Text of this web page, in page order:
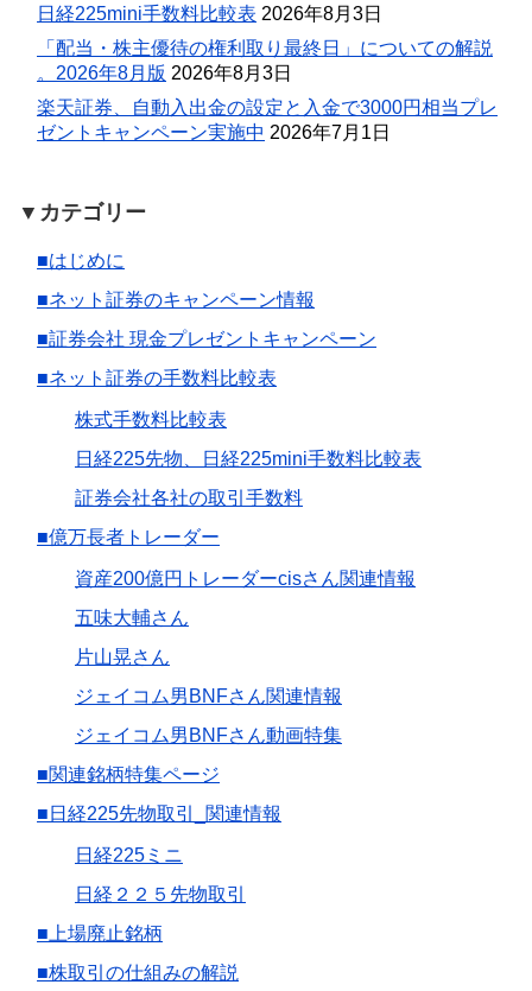
日経225mini手数料比較表 2026年8月3日
「配当・株主優待の権利取り最終日」についての解説
。2026年8月版 2026年8月3日
楽天証券、自動入出金の設定と入金で3000円相当プレ
ゼントキャンペーン実施中 2026年7月1日
▼カテゴリー
■はじめに
■ネット証券のキャンペーン情報
■証券会社 現金プレゼントキャンペーン
■ネット証券の手数料比較表
株式手数料比較表
日経225先物、日経225mini手数料比較表
証券会社各社の取引手数料
■億万長者トレーダー
資産200億円トレーダーcisさん関連情報
五味大輔さん
片山晃さん
ジェイコム男BNFさん関連情報
ジェイコム男BNFさん動画特集
■関連銘柄特集ページ
■日経225先物取引_関連情報
日経225ミニ
日経２２５先物取引
■上場廃止銘柄
■株取引の仕組みの解説